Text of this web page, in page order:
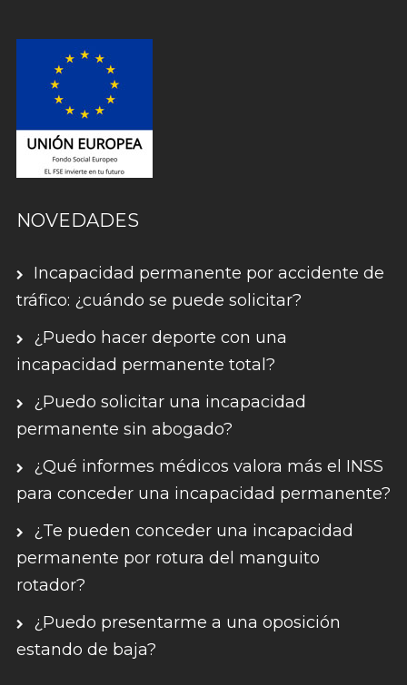
NOVEDADES
Incapacidad permanente por accidente de
tráfico: ¿cuándo se puede solicitar?
¿Puedo hacer deporte con una
incapacidad permanente total?
¿Puedo solicitar una incapacidad
permanente sin abogado?
¿Qué informes médicos valora más el INSS
para conceder una incapacidad permanente?
¿Te pueden conceder una incapacidad
permanente por rotura del manguito
rotador?
¿Puedo presentarme a una oposición
estando de baja?